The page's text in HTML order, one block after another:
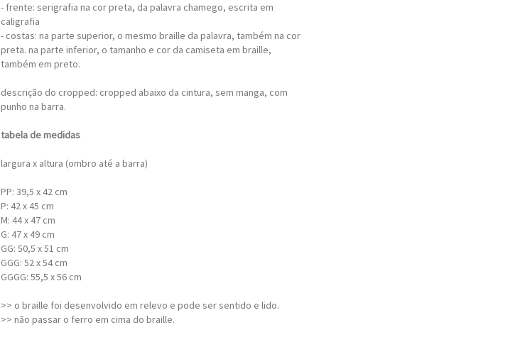
- frente: serigrafia na cor preta, da palavra chamego, escrita em
caligrafia
- costas: na parte superior, o mesmo braille da palavra, também na cor
preta. na parte inferior, o tamanho e cor da camiseta em braille,
também em preto.
descrição do cropped: cropped abaixo da cintura, sem manga, com
punho na barra.
tabela de medidas
largura x altura (ombro até a barra)
PP: 39,5 x 42 cm
P: 42 x 45 cm
M: 44 x 47 cm
G: 47 x 49 cm
GG: 50,5 x 51 cm
GGG: 52 x 54 cm
GGGG: 55,5 x 56 cm
>> o braille foi desenvolvido em relevo e pode ser sentido e lido.
>> não passar o ferro em cima do braille.